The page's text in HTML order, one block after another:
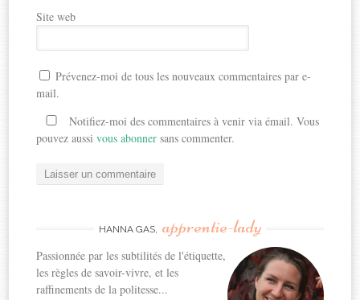
Site web
Prévenez-moi de tous les nouveaux commentaires par e-
mail.
Notifiez-moi des commentaires à venir via émail. Vous
pouvez aussivous abonner sans commenter.
HANNA GAS, apprentie-lady
Passionnée par les subtilités de l'étiquette,
les règles de savoir-vivre, et les
raffinements de la politesse...